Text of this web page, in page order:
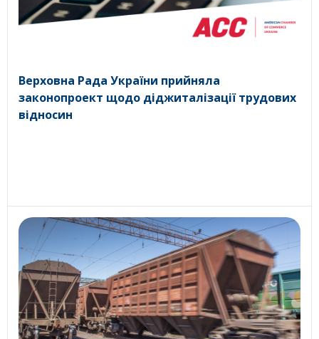
Верховна Рада України прийняла
законопроект щодо діджиталізації трудових
відносин